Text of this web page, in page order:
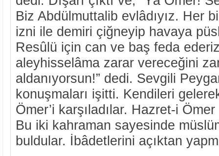
Biz Abdülmuttalib evlâdıyız. Her
izni ile demiri çiğneyip havaya
Resûlü için can ve baş feda
aleyhisselâma zarar vereceğini
aldanıyorsun!” dedi. Sevgili
konuşmaları işitti. Kendileri
Ömer’i karşıladılar. Hazret-i
Bu iki kahraman sayesinde
buldular. İbâdetlerini açıktan